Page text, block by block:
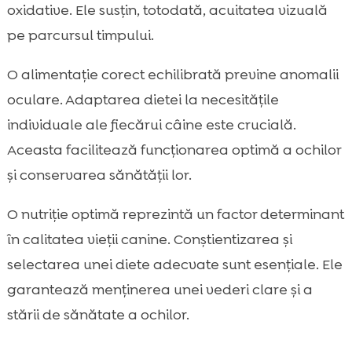
oxidative. Ele susțin, totodată, acuitatea vizuală
pe parcursul timpului.
O alimentație corect echilibrată previne anomalii
oculare. Adaptarea dietei la necesitățile
individuale ale fiecărui câine este crucială.
Aceasta facilitează funcționarea optimă a ochilor
și conservarea sănătății lor.
O nutriție optimă reprezintă un factor determinant
în calitatea vieții canine. Conștientizarea și
selectarea unei diete adecvate sunt esențiale. Ele
garantează menținerea unei vederi clare și a
stării de sănătate a ochilor.